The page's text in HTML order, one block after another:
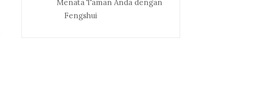
Menata Taman Anda dengan
Fengshui